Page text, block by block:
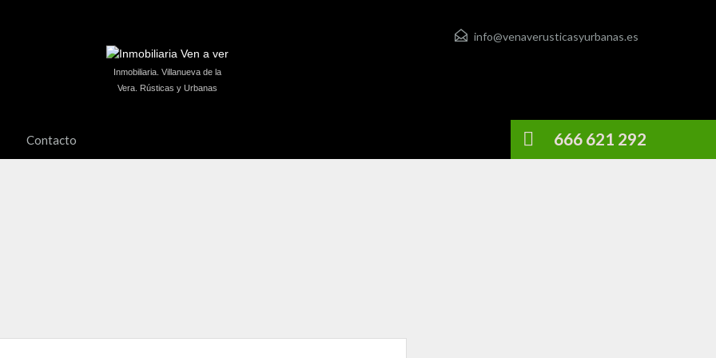
info@venaverusticasyurbanas.es
Inmobiliaria. Villanueva de la
Vera. Rústicas y Urbanas
Contacto 666 621 292